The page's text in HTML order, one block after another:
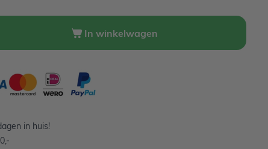
In winkelwagen
in huis!